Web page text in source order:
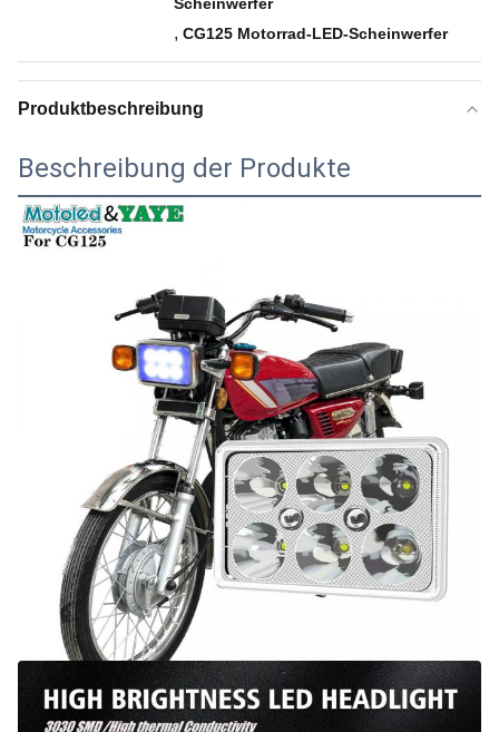
, CG125 Motorrad-LED-Scheinwerfer
Produktbeschreibung
Beschreibung der Produkte